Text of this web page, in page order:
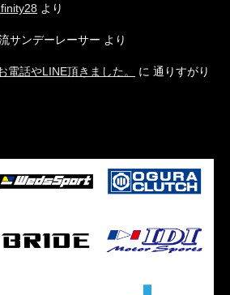
より
サンデーレーサー より
電話やLINE頂きました。 に 通りすがり